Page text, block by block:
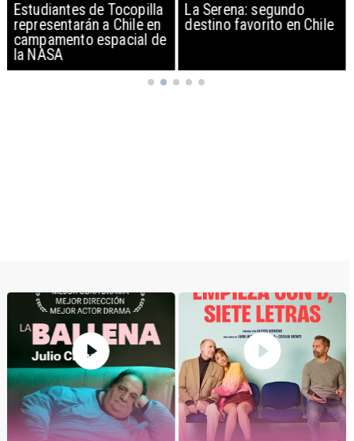
Estudiantes de Tocopilla
representarán a Chile en
campamento espacial de
la NASA
La Serena: segundo
destino favorito en Chile